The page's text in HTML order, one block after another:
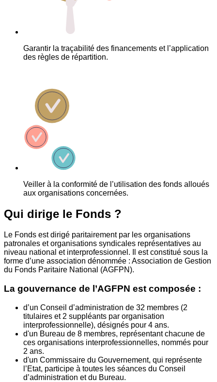
Garantir la traçabilité des financements et l’application
des règles de répartition.
Veiller à la conformité de l’utilisation des fonds alloués
aux organisations concernées.
Qui dirige le Fonds ?
Le Fonds est dirigé paritairement par les organisations
patronales et organisations syndicales représentatives au
niveau national et interprofessionnel. Il est constitué sous la
forme d’une association dénommée : Association de Gestion
du Fonds Paritaire National (AGFPN).
La gouvernance de l’AGFPN est composée :
d’un Conseil d’administration de 32 membres (2
titulaires et 2 suppléants par organisation
interprofessionnelle), désignés pour 4 ans.
d'un Bureau de 8 membres, représentant chacune de
ces organisations interprofessionnelles, nommés pour
2 ans.
d'un Commissaire du Gouvernement, qui représente
l’Etat, participe à toutes les séances du Conseil
d’administration et du Bureau.